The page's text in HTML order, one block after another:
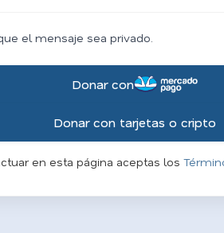
el mensaje sea privado.
Donar con
Donar con tarjetas o cripto
en esta página aceptas los